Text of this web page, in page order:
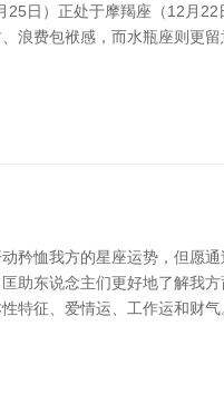
日）正处于摩羯座（12月
浪费包袱感，而水瓶座则更
矜恤我方的星座运势，但愿
助东说念主们更好地了解我
特征、爱情运、工作运和财